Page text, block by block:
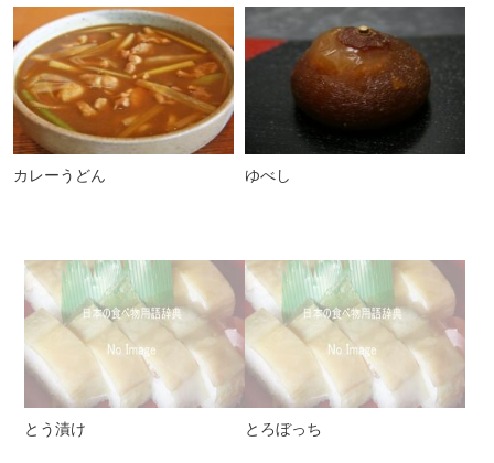
カレーうどん ゆべし
とう漬け とろぼっち